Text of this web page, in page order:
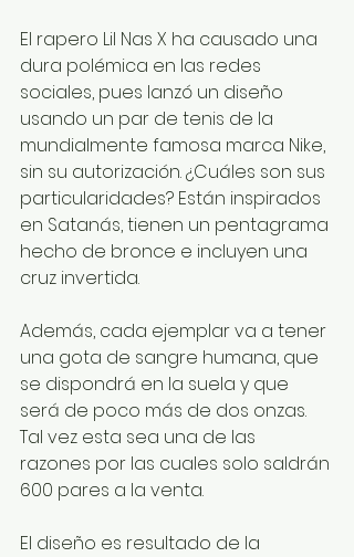
El rapero Lil Nas X ha causado una
dura polémica en las redes
sociales, pues lanzó un diseño
usando un par de tenis de la
mundialmente famosa marca Nike,
sin su autorización. ¿Cuáles son sus
particularidades? Están inspirados
en Satanás, tienen un pentagrama
hecho de bronce e incluyen una
cruz invertida.
Además, cada ejemplar va a tener
una gota de sangre humana, que
se dispondrá en la suela y que
será de poco más de dos onzas.
Tal vez esta sea una de las
razones por las cuales solo saldrán
600 pares a la venta.
El diseño es resultado de la